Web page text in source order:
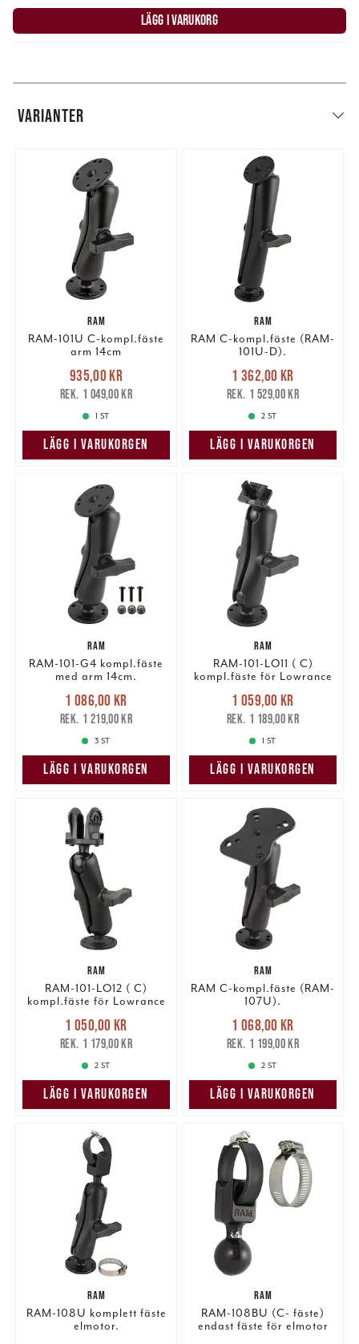
LÄGG I VARUKORG
VARIANTER
RAM
RAM-101U C-kompl.fäste
arm 14cm
Nuvarande pris
935,00 krTidigare pris
1 049,00 kr
935,00 kr
1 049,00 kr
1 ST
LÄGG I VARUKORGEN
RAM
RAM C-kompl.fäste (RAM-
101U-D).
Nuvarande pris
1 362,00 krTidigare pris
1 529,00 kr
1 362,00 kr
1 529,00 kr
2 ST
LÄGG I VARUKORGEN
RAM
RAM-101-G4 kompl.fäste
med arm 14cm.
Nuvarande pris
1 086,00 krTidigare pris
1 219,00 kr
1 086,00 kr
1 219,00 kr
3 ST
LÄGG I VARUKORGEN
RAM
RAM-101-LO11 ( C)
kompl.fäste för Lowrance
Nuvarande pris
1 059,00 krTidigare pris
1 189,00 kr
1 059,00 kr
1 189,00 kr
1 ST
LÄGG I VARUKORGEN
RAM
RAM-101-LO12 ( C)
kompl.fäste för Lowrance
Nuvarande pris
1 050,00 krTidigare pris
1 179,00 kr
1 050,00 kr
1 179,00 kr
2 ST
LÄGG I VARUKORGEN
RAM
RAM C-kompl.fäste (RAM-
107U).
Nuvarande pris
1 068,00 krTidigare pris
1 199,00 kr
1 068,00 kr
1 199,00 kr
2 ST
LÄGG I VARUKORGEN
RAM
RAM-108U komplett fäste
elmotor.
RAM
RAM-108BU (C- fäste)
endast fäste för elmotor